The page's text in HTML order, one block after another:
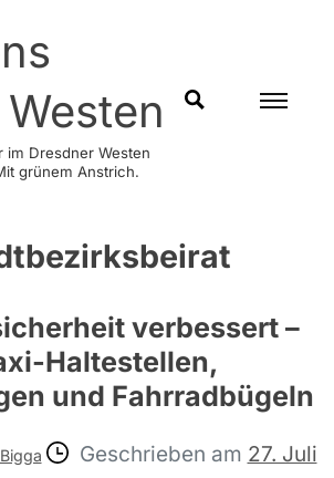
im Dresdner Westen
grünem Anstrich.
SUCHEN
verbessert –
Haltestellen,
und Fahrradbügeln
Geschrieben am 27. Juli